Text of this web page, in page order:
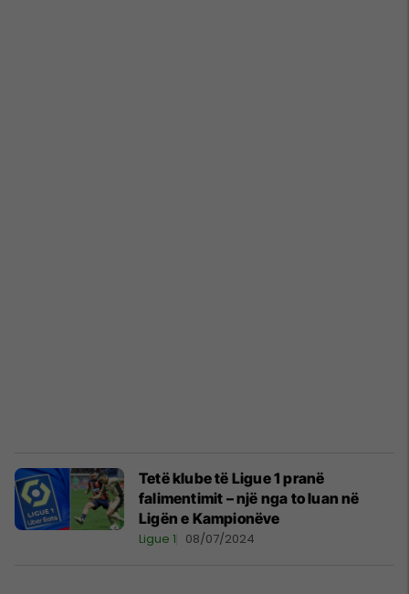
Tetë klube të Ligue 1 pranë
falimentimit – një nga to luan në
Ligën e Kampionëve
Ligue 1 08/07/2024